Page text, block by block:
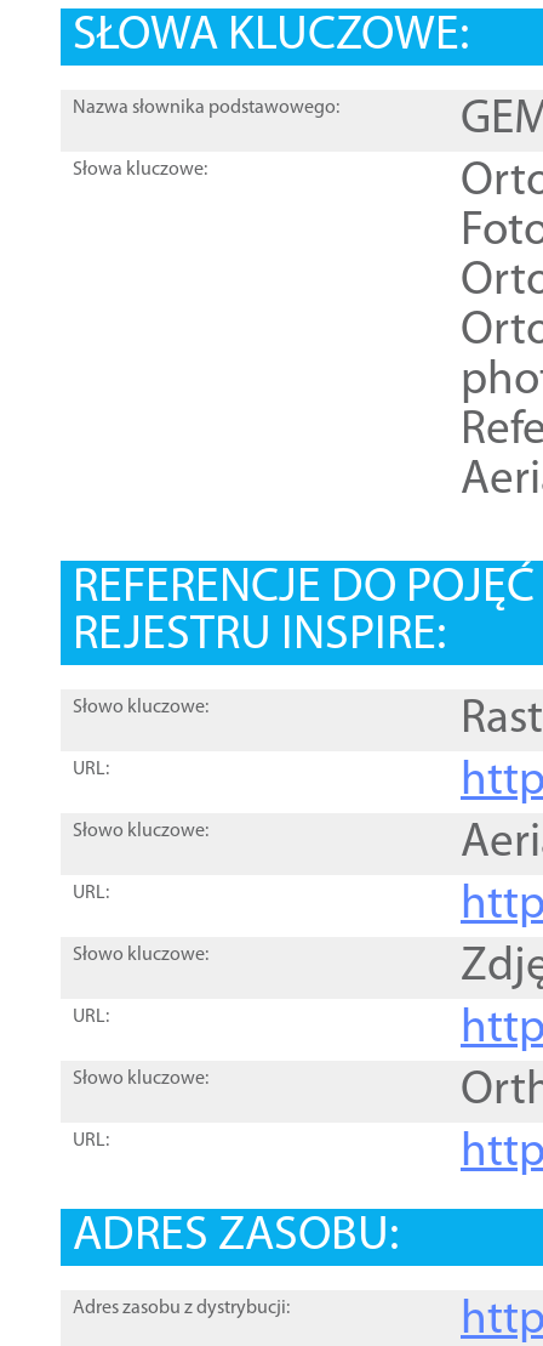
SŁOWA KLUCZOWE:
Nazwa słownika podstawowego:
Słowa kluczowe:
REFERENCJE DO
REJESTRU INSPIRE:
Słowo kluczowe:
URL:
Słowo kluczowe:
URL:
Słowo kluczowe:
URL:
Słowo kluczowe:
URL:
ADRES ZASOBU:
Adres zasobu z dystrybucji: